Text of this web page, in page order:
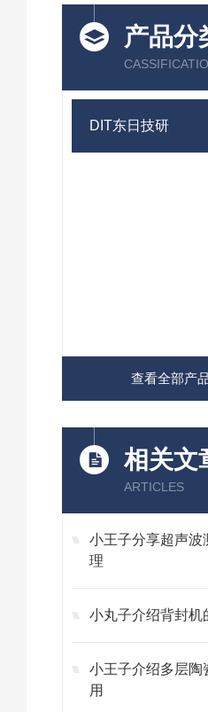
产品分
DIT东日技研
查看全部产
相关文
ARTICLES
小王子分享超声波
理
小丸子介绍背封机
小王子介绍多层陶
用